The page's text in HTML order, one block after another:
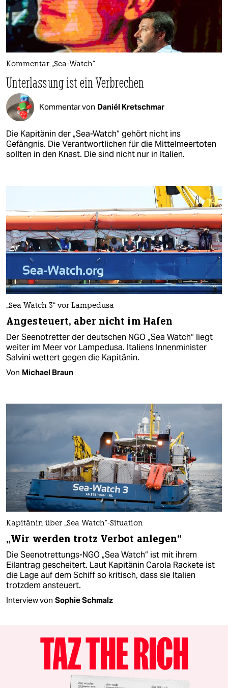
Kommentar „Sea-Watch“
Unterlassung ist ein Verbrechen
Kommentar von Daniél Kretschmar
Die Kapitänin der „Sea-Watch“ gehört nicht ins
Gefängnis. Die Verantwortlichen für die Mittelmeertoten
sollten in den Knast. Die sind nicht nur in Italien.
„Sea Watch 3“ vor Lampedusa
Angesteuert, aber nicht im Hafen
Der Seenotretter der deutschen NGO „Sea Watch“ liegt
weiter im Meer vor Lampedusa. Italiens Innenminister
Salvini wettert gegen die Kapitänin.
Von Michael Braun
Kapitänin über „Sea Watch“-Situation
„Wir werden trotz Verbot anlegen“
Die Seenotrettungs-NGO „Sea Watch“ ist mit ihrem
Eilantrag gescheitert. Laut Kapitänin Carola Rackete ist
die Lage auf dem Schiff so kritisch, dass sie Italien
trotzdem ansteuert.
Interview von Sophie Schmalz